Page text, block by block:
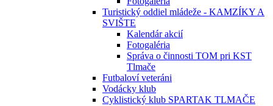
Turistický oddiel mládeže - KAMZÍKY A
SVIŠTE
Kalendár akcií
Fotogaléria
Správa o činnosti TOM pri KST
Tlmače
Futbaloví veteráni
Vodácky klub
Cyklistický klub SPARTAK TLMAČE